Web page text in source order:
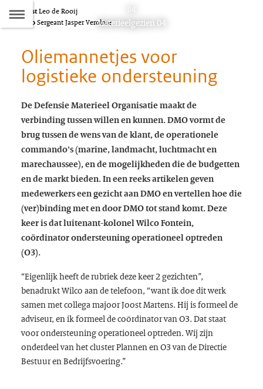
04
Dit
hoort
bij:
Materieelgezien 04
TekstLeo de Rooij
FotoSergeant Jasper Verolme
Oliemannetjes voor
logistieke ondersteuning
De Defensie Materieel Organisatie maakt de
verbinding tussen willen en kunnen. DMO vormt de
brug tussen de wens van de klant, de operationele
commando's (marine, landmacht, luchtmacht en
marechaussee), en de mogelijkheden die de budgetten
en de markt bieden. In een reeks artikelen geven
medewerkers een gezicht aan DMO en vertellen hoe die
(ver)binding met en door DMO tot stand komt. Deze
keer is dat luitenant-kolonel Wilco Fontein,
coördinator ondersteuning operationeel optreden
(O3).
“Eigenlijk heeft de rubriek deze keer 2 gezichten”,
benadrukt Wilco aan de telefoon, “want ik doe dit werk
samen met collega majoor Joost Martens. Hij is formeel de
adviseur, en ik formeel de coördinator van O3. Dat staat
voor ondersteuning operationeel optreden. Wij zijn
onderdeel van het cluster Plannen en O3 van de Directie
Bestuur en Bedrijfsvoering.”
Naar
de
Inhoudsopgave